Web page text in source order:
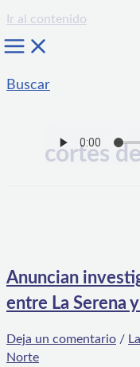
Ir al contenido
Buscar
cortes
Anuncian
entre La Serena
Deja un comentario /
Norte